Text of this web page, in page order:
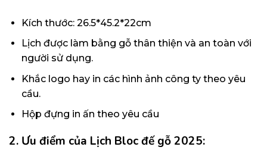
Kích thước: 26.5*45.2*22cm
Lịch được làm bằng gỗ thân thiện và an toàn với
người sử dụng.
Khắc logo hay in các hình ảnh công ty theo yêu
cầu.
Hộp đựng in ấn theo yêu cầu
2. Ưu điểm của Lịch Bloc đế gỗ 2025: